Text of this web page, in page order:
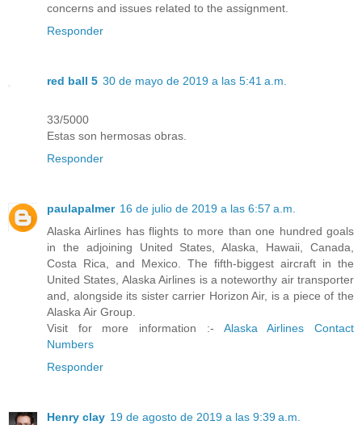
concerns and issues related to the assignment.
Responder
red ball 5 30 de mayo de 2019 a las 5:41 a.m.
33/5000
Estas son hermosas obras.
Responder
paulapalmer 16 de julio de 2019 a las 6:57 a.m.
Alaska Airlines has flights to more than one hundred goals
in the adjoining United States, Alaska, Hawaii, Canada,
Costa Rica, and Mexico. The fifth-biggest aircraft in the
United States, Alaska Airlines is a noteworthy air transporter
and, alongside its sister carrier Horizon Air, is a piece of the
Alaska Air Group.
Visit for more information :- Alaska Airlines Contact
Numbers
Responder
Henry clay 19 de agosto de 2019 a las 9:39 a.m.